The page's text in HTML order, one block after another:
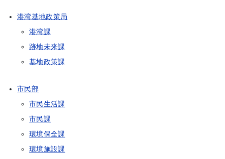
港湾基地政策局
港湾課
跡地未来課
基地政策課
市民部
市民生活課
市民課
環境保全課
環境施設課